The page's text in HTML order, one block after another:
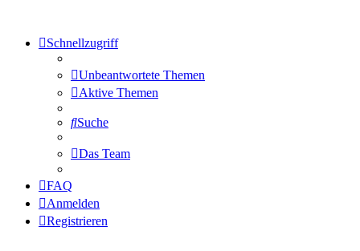
Schnellzugriff
Unbeantwortete Themen
Aktive Themen
Suche
Das Team
FAQ
Anmelden
Registrieren